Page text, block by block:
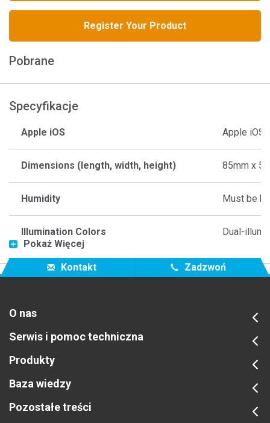
Register Your Product
Pobrane
Specyfikacje
Apple iOS Apple
Dimensions (length, width, height) 85mm x
Humidity Must be
Illumination Colors Dual-
Material Laminated
Measurement Spot
Measurement Time 4
Pokaż Więcej
Kontakt Zadzwoń
O nas
Serwis i pomoc techniczna
Produkty
Baza wiedzy
Pozostałe treści